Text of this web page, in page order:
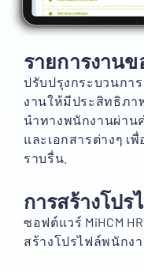
รายการงาน
ปรับปรุงกระบวนกา
งานให้มีประสิทธิภา
นำทางพนักงานผ่าน
และเอกสารต่างๆ เ
ราบรื่น.
การสร้างโป
ซอฟต์แวร์ MiHCM
สร้างโปรไฟล์พนักง